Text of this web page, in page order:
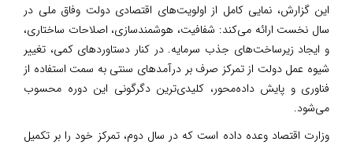
این گزارش، نمایی کامل از اولویت‌های اقتصادی دولت وفاق ملی در
سال نخست ارائه می‌کند: شفافیت، هوشمندسازی، اصلاحات ساختاری،
و ایجاد زیرساخت‌های جذب سرمایه. در کنار دستاوردهای کمی، تغییر
شیوه عمل دولت از تمرکز صرف بر درآمدهای سنتی به سمت استفاده از
فناوری و پایش داده‌محور، کلیدی‌ترین دگرگونی این دوره محسوب
می‌شود.
وزارت اقتصاد وعده داده است که در سال دوم، تمرکز خود را بر تکمیل